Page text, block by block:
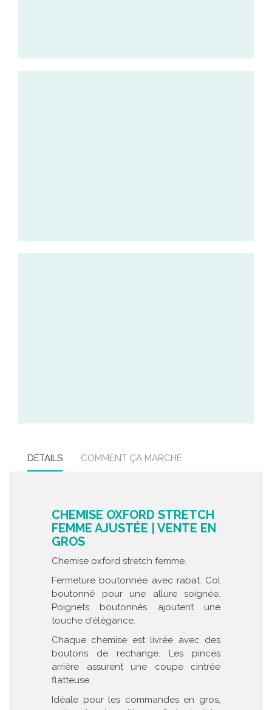
DÉTAILS COMMENT ÇA MARCHE
CHEMISE OXFORD STRETCH
FEMME AJUSTÉE | VENTE EN
GROS
Chemise oxford stretch femme.
Fermeture boutonnée avec rabat. Col
boutonné pour une allure soignée.
Poignets boutonnés ajoutent une
touche d'élégance.
Chaque chemise est livrée avec des
boutons de rechange. Les pinces
arrière assurent une coupe cintrée
flatteuse.
Idéale pour les commandes en gros,